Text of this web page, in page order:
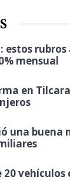
estos
mensual
en
una buena
20 vehículos